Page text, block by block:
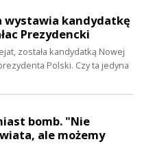
wystawia kandydatkę
Prezydencki
została kandydatką Nowej
Polski. Czy ta jedyna
bomb. "Nie
ale możemy